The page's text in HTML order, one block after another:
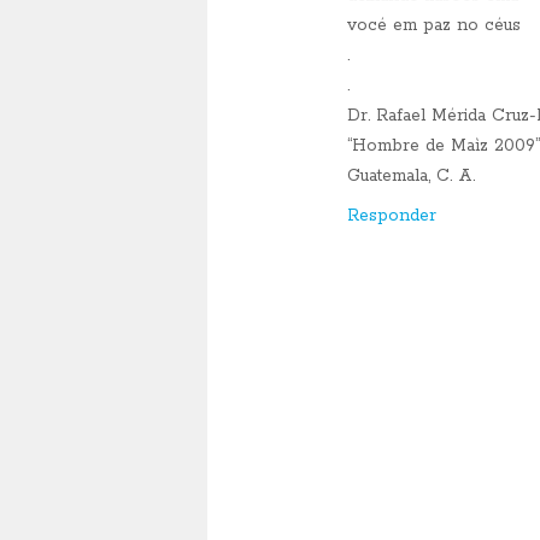
vocé em paz no céus
.
.
Dr. Rafael Mérida Cruz-
“Hombre de Maìz 2009”
Guatemala, C. A.
Responder